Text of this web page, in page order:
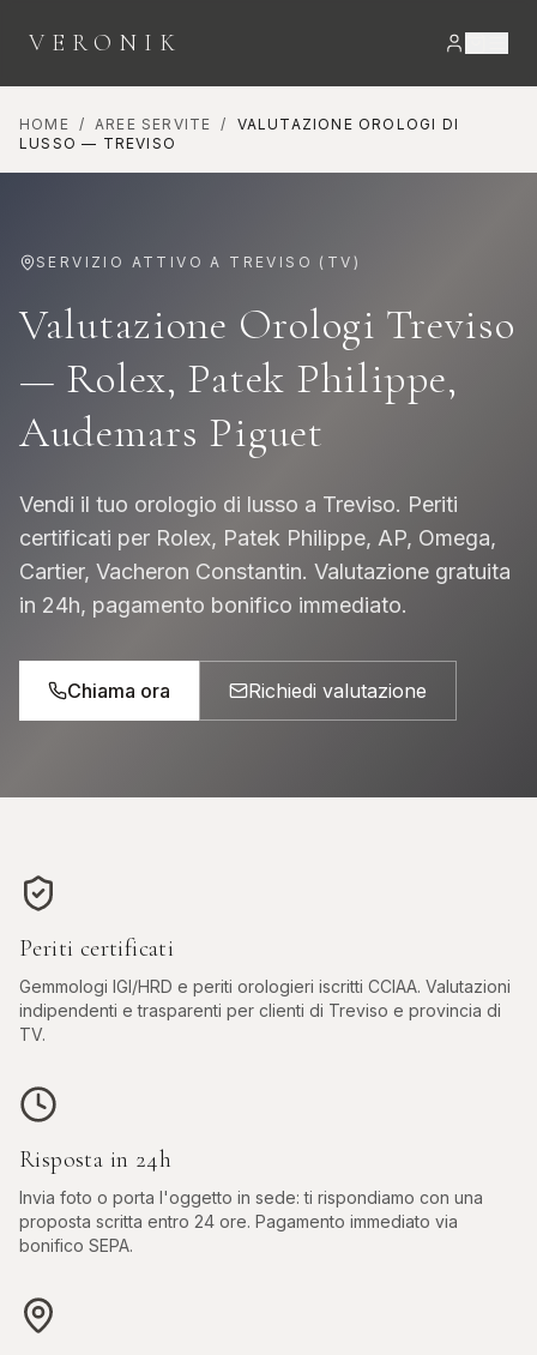
VERONIK
HOME / AREE SERVITE /
VALUTAZIONE OROLOGI DI
LUSSO — TREVISO
SERVIZIO ATTIVO A TREVISO ( TV )
Valutazione Orologi Treviso
— Rolex, Patek Philippe,
Audemars Piguet
Vendi il tuo orologio di lusso a Treviso. Periti
certificati per Rolex, Patek Philippe, AP, Omega,
Cartier, Vacheron Constantin. Valutazione gratuita
in 24h, pagamento bonifico immediato.
Chiama ora Richiedi valutazione
Periti certificati
Gemmologi IGI/HRD e periti orologieri iscritti CCIAA. Valutazioni
indipendenti e trasparenti per clienti di Treviso e provincia di
TV.
Risposta in 24h
Invia foto o porta l'oggetto in sede: ti rispondiamo con una
proposta scritta entro 24 ore. Pagamento immediato via
bonifico SEPA.